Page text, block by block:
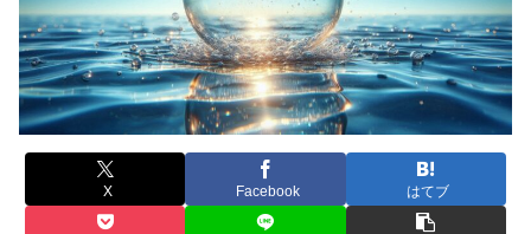
X Facebook はてブ